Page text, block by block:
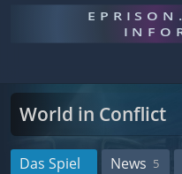
World in Conflict
Das Spiel News 5